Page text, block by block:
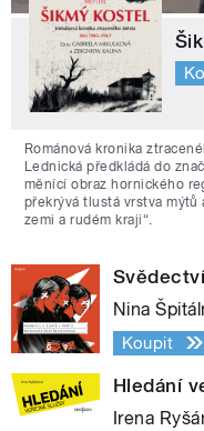
Románová kronika
Lednická předkládá do
měnící obraz hornického
překrývá tlustá vrstva mýtů
zemi a rudém kraji“.
Nina
Koupit
Hledání
Irena